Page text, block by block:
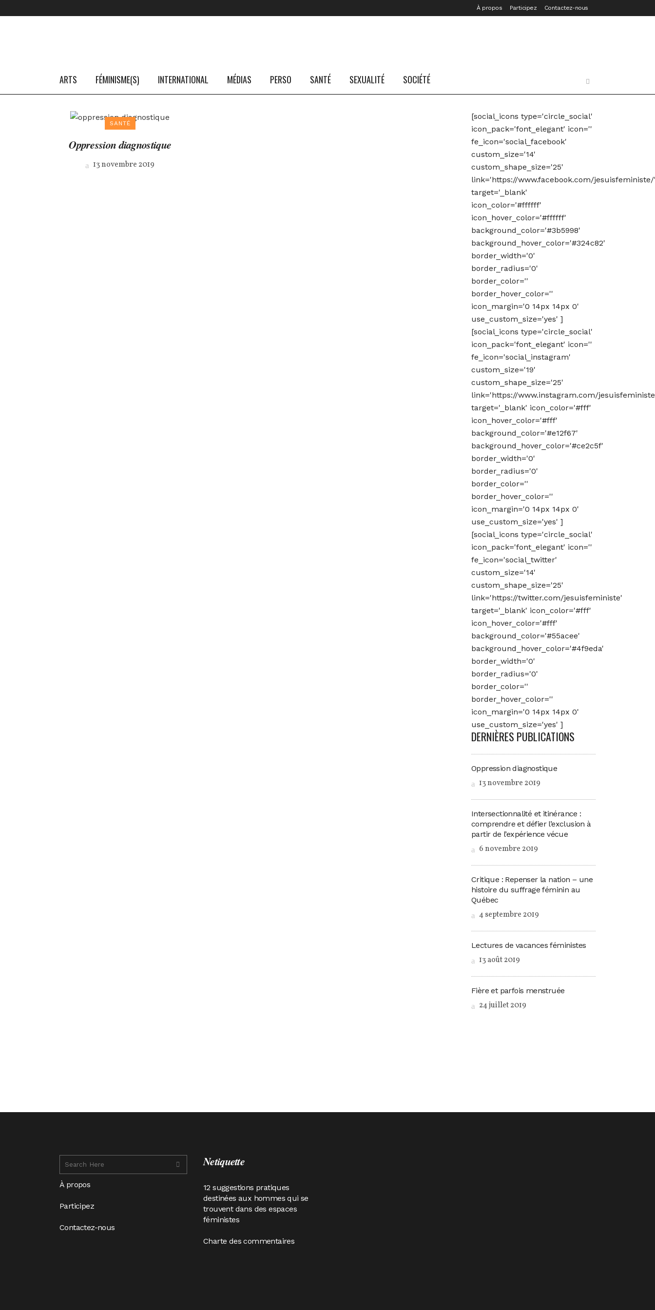
À propos Participez Contactez-nous
ARTS FÉMINISME(S) INTERNATIONAL MÉDIAS PERSO SANTÉ SEXUALITÉ SOCIÉTÉ
SANTÉ
Oppression diagnostique
13 novembre 2019
[social_icons type='circle_social'
icon_pack='font_elegant' icon=''
fe_icon='social_facebook'
custom_size='14'
custom_shape_size='25'
link='https://www.facebook.com/
target='_blank'
icon_color='#ffffff'
icon_hover_color='#ffffff'
background_color='#3b5998'
background_hover_color='#324c82'
border_width='0'
border_radius='0'
border_color=''
border_hover_color=''
icon_margin='0 14px 14px 0'
use_custom_size='yes' ]
[social_icons type='circle_social'
icon_pack='font_elegant' icon=''
fe_icon='social_instagram'
custom_size='19'
custom_shape_size='25'
link='https://www.instagram.com/
target='_blank' icon_color='#fff'
icon_hover_color='#fff'
background_color='#e12f67'
background_hover_color='#ce2c5f'
border_width='0'
border_radius='0'
border_color=''
border_hover_color=''
icon_margin='0 14px 14px 0'
use_custom_size='yes' ]
[social_icons type='circle_social'
icon_pack='font_elegant' icon=''
fe_icon='social_twitter'
custom_size='14'
custom_shape_size='25'
link='https://twitter.com/jesuisfeministe'
target='_blank' icon_color='#fff'
icon_hover_color='#fff'
background_color='#55acee'
background_hover_color='#4f9eda'
border_width='0'
border_radius='0'
border_color=''
border_hover_color=''
icon_margin='0 14px 14px 0'
use_custom_size='yes' ]
DERNIÈRES PUBLICATIONS
Oppression diagnostique
13 novembre 2019
Intersectionnalité et itinérance :
comprendre et défier l’exclusion à
partir de l’expérience vécue
6 novembre 2019
Critique : Repenser la nation – une
histoire du suffrage féminin au
Québec
4 septembre 2019
Lectures de vacances féministes
13 août 2019
Fière et parfois menstruée
24 juillet 2019
À propos
Participez
Contactez-nous
Netiquette
12 suggestions pratiques
destinées aux hommes qui se
trouvent dans des espaces
féministes
Charte des commentaires